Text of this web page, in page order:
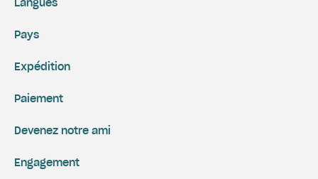
Expédition
Paiement
Engagement
Devenez notre ami
Langues
Pays